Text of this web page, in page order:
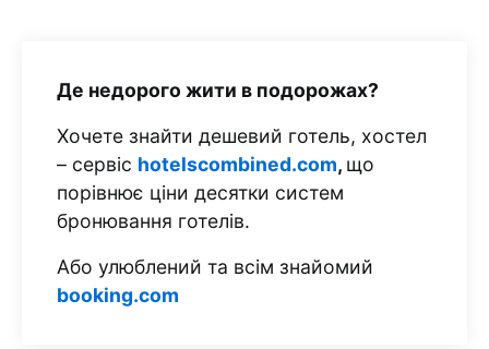
Де недорого жити в подорожах?
Хочете знайти дешевий готель, хостел
– сервіс hotelscombined.com, що
порівнює ціни десятки систем
бронювання готелів.
Або улюблений та всім знайомий
booking.com